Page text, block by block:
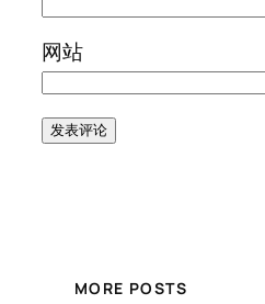
网站
MORE POSTS